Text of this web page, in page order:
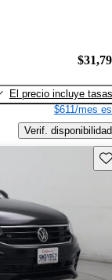
El precio incluye tasas
$611/mes
Verif. disponibilidad